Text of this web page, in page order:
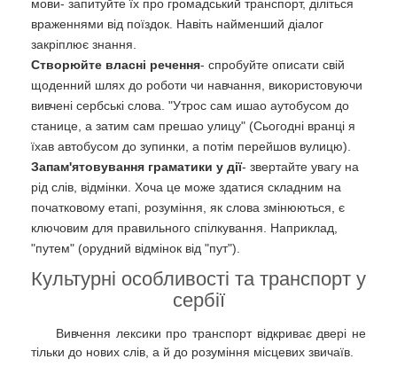
мови- запитуйте їх про громадський транспорт, діліться
враженнями від поїздок. Навіть найменший діалог
закріплює знання.
Створюйте власні речення- спробуйте описати свій
щоденний шлях до роботи чи навчання, використовуючи
вивчені сербські слова. "Утрос сам ишао аутобусом до
станице, а затим сам прешао улицу" (Сьогодні вранці я
їхав автобусом до зупинки, а потім перейшов вулицю).
Запам'ятовування граматики у дії- звертайте увагу на
рід слів, відмінки. Хоча це може здатися складним на
початковому етапі, розуміння, як слова змінюються, є
ключовим для правильного спілкування. Наприклад,
"путем" (орудний відмінок від "пут").
Культурні особливості та транспорт у
сербії
Вивчення лексики про транспорт відкриває двері не
тільки до нових слів, а й до розуміння місцевих звичаїв.